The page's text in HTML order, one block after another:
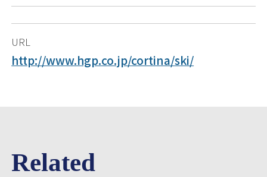
URL
http://www.hgp.co.jp/cortina/ski/
Related